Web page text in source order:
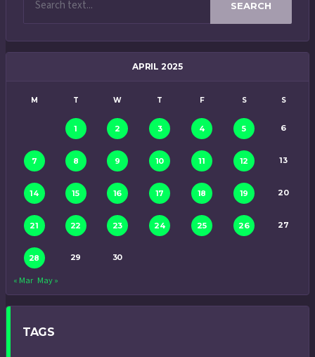
SEARCH
APRIL 2025
M T W T F S S
1 2 3 4 5 6
7 8 9 10 11 12 13
14 15 16 17 18 19 20
21 22 23 24 25 26 27
28 29 30
« Mar May »
TAGS